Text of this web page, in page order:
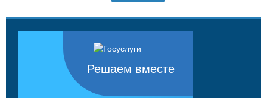
Решаем вместе